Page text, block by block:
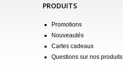
PRODUITS
Promotions
Nouveautés
Cartes cadeaux
Questions sur nos produits